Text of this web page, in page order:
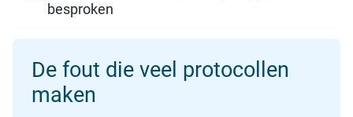
besproken
De fout die veel protocollen
maken